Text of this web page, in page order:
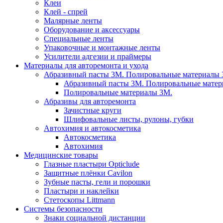
Клеи
Клей - спрей
Малярные ленты
Оборудование и аксессуары
Специальные ленты
Упаковочные и монтажные ленты
Усилители адгезии и праймеры
Материалы для авторемонта и ухода
Абразивный пасты 3М. Полировальные материалы
Абразивный пасты 3М. Полировальные
Полировальные материалы 3М.
Абразивы для авторемонта
Зачистные круги
Шлифовальные листы, рулоны, губки
Автохимия и автокосметика
Автокосметика
Автохимия
Медицинские товары
Глазные пластыри Opticlude
Защитные плёнки Cavilon
Зубные пасты, гели и порошки
Пластыри и наклейки
Стетоскопы Littmann
Системы безопасности
Знаки социальной дистанции